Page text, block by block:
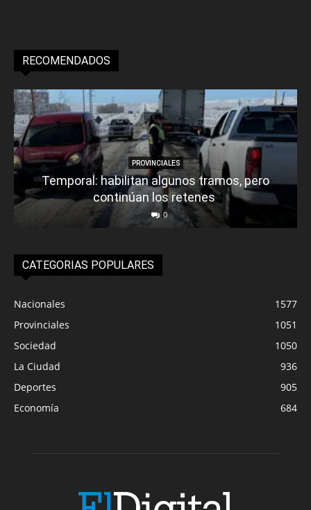
RECOMENDADOS
PROVINCIALES
Temporal: habilitan algunos tramos, pero
continúan los retenes
0
CATEGORIAS POPULARES
Nacionales
1577
Provinciales
1051
Sociedad
1050
La Ciudad
936
Deportes
905
Economía
684